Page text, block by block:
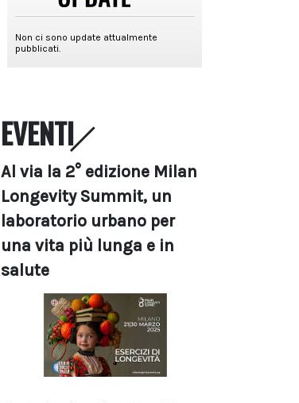
EVENTI
Al via la 2° edizione Milan
Longevity Summit, un
laboratorio urbano per
una vita più lunga e in
salute